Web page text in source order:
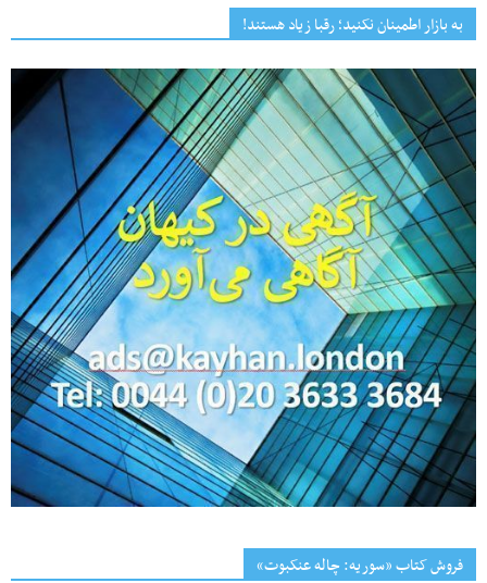
به بازار اطمینان نکنید؛ رقبا زیاد هستند!
فروش کتاب «سوریه: چاله عنکبوت»